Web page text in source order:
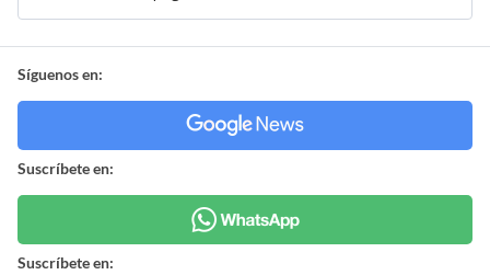
Síguenos en:
Suscríbete en:
Suscríbete en: